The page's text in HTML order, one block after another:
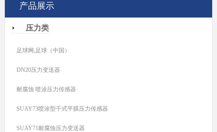
产品展示
压力类
足球网,足球（中国）
DN20压力变送器
耐腐蚀 喷涂压力传感器
SUAY73喷涂型干式平膜压力传感器
SUAY71耐腐蚀压力变送器